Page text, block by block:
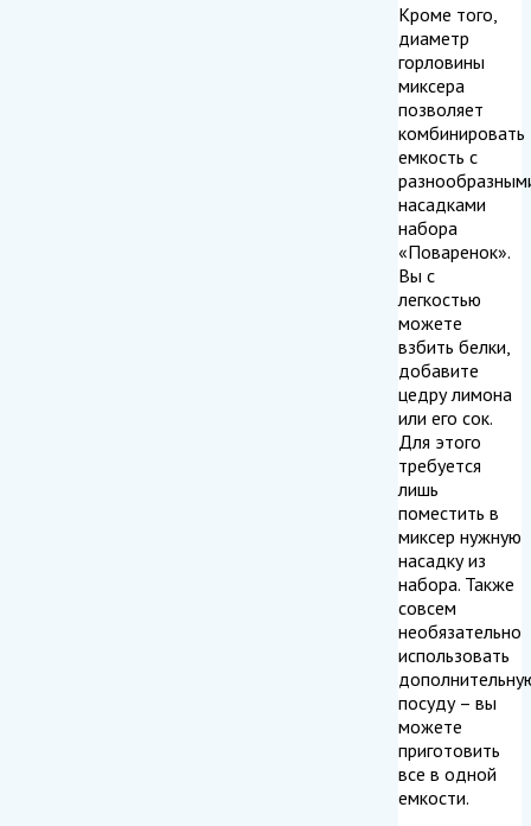
Кроме того,
диаметр
горловины
миксера
позволяет
комбинировать
емкость с
насадками
набора
«Поваренок».
Вы с
легкостью
можете
взбить белки,
добавите
цедру лимона
или его сок.
Для этого
требуется
лишь
поместить в
миксер нужную
насадку из
набора. Также
совсем
необязательно
использовать
посуду – вы
можете
приготовить
все в одной
емкости.